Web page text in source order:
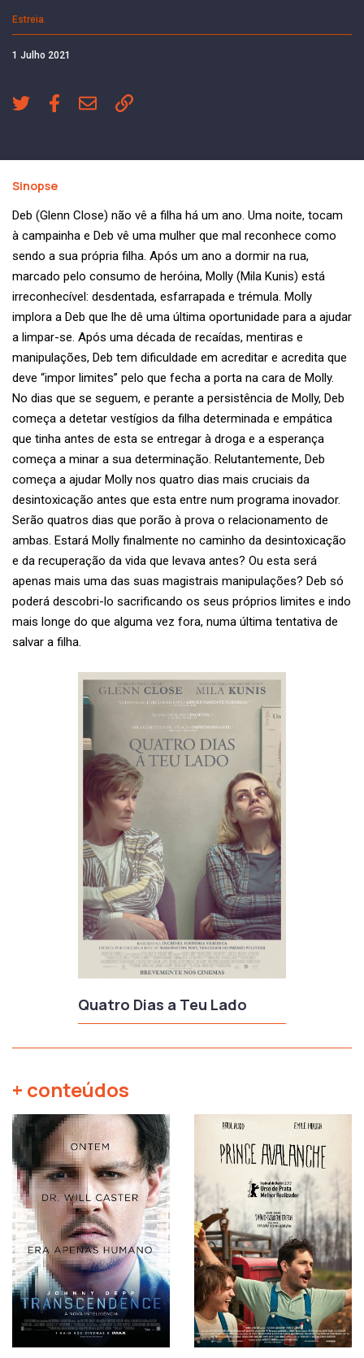
Estreia
1 Julho 2021
Quatro Dias a Teu Lado
Sinopse
Deb (Glenn Close) não vê a filha há um ano. Uma noite, tocam
à campainha e Deb vê uma mulher que mal reconhece como
sendo a sua própria filha. Após um ano a dormir na rua,
marcado pelo consumo de heróina, Molly (Mila Kunis) está
irreconhecível: desdentada, esfarrapada e trémula. Molly
implora a Deb que lhe dê uma última oportunidade para a ajudar
a limpar-se. Após uma década de recaídas, mentiras e
manipulações, Deb tem dificuldade em acreditar e acredita que
deve “impor limites” pelo que fecha a porta na cara de Molly.
No dias que se seguem, e perante a persistência de Molly, Deb
começa a detetar vestígios da filha determinada e empática
que tinha antes de esta se entregar à droga e a esperança
começa a minar a sua determinação. Relutantemente, Deb
começa a ajudar Molly nos quatro dias mais cruciais da
desintoxicação antes que esta entre num programa inovador.
Serão quatros dias que porão à prova o relacionamento de
ambas. Estará Molly finalmente no caminho da desintoxicação
e da recuperação da vida que levava antes? Ou esta será
apenas mais uma das suas magistrais manipulações? Deb só
poderá descobri-lo sacrificando os seus próprios limites e indo
mais longe do que alguma vez fora, numa última tentativa de
salvar a filha.
+ conteúdos